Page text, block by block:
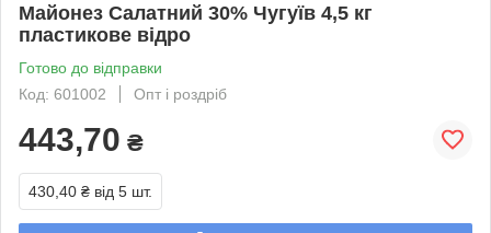
Майонез Салатний 30% Чугуїв 4,5 кг
пластикове відро
Готово до відправки
Код: 601002
Опт і роздріб
443,70 ₴
430,40 ₴ від 5 шт.